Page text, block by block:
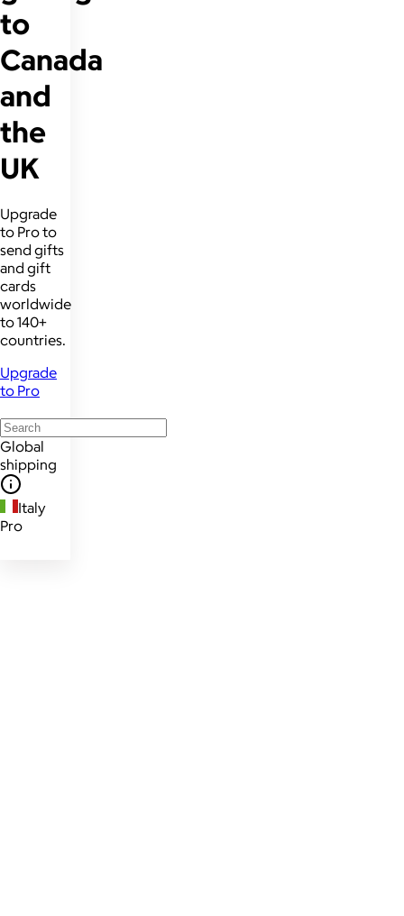
to
Canada
and
the
UK
Upgrade
to Pro to
send gifts
and gift
cards
worldwide
to 140+
countries.
Upgrade
to Pro
Global
shipping
Italy
Pro